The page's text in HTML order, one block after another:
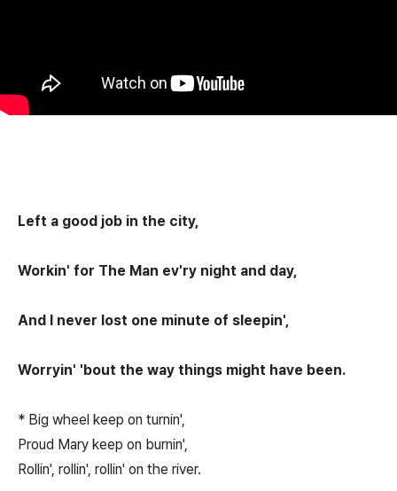
Left a good job in the city,
Workin' for The Man ev'ry night and day,
And I never lost one minute of sleepin',
Worryin' 'bout the way things might have been.
* Big wheel keep on turnin',
Proud Mary keep on burnin',
Rollin', rollin', rollin' on the river.